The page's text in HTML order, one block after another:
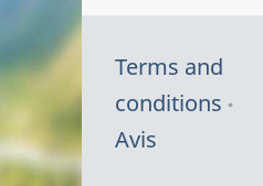
Terms and
conditions
Avis